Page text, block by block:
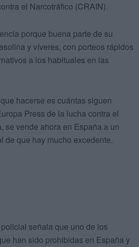
el Narcotráfico (CRAIN).
porque buena parte de su
y víveres, con porteos rápidos
a los habituales en las
hacerse es cuántas siguen
Press de la lucha contra el
se vende ahora en España a un
de que hay mucho excedente.
señala que uno de los
han sido prohibidas en España y